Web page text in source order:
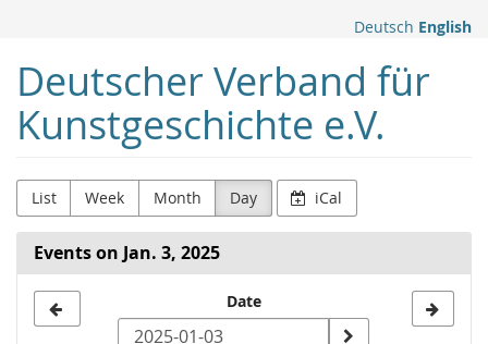
content
Deutsch English
Deutscher Verband für
Kunstgeschichte e.V.
List Week Month Day iCal
Events on Jan. 3, 2025
Date